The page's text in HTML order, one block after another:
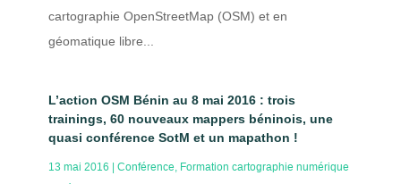
cartographie OpenStreetMap (OSM) et en
géomatique libre...
L’action OSM Bénin au 8 mai 2016 : trois
trainings, 60 nouveaux mappers béninois, une
quasi conférence SotM et un mapathon !
13 mai 2016 Conférence, Formation cartographie numérique